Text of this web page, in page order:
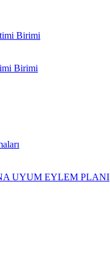
Birimi
Birimi
UYUM EYLEM PLANI